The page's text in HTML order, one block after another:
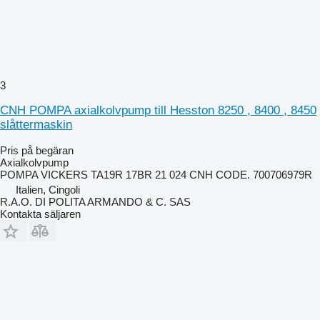
3
CNH POMPA axialkolvpump till Hesston 8250 , 8400 , 8450
slåttermaskin
Pris på begäran
Axialkolvpump
POMPA VICKERS TA19R 17BR 21 024 CNH CODE. 700706979R
Italien, Cingoli
R.A.O. DI POLITA ARMANDO & C. SAS
Kontakta säljaren